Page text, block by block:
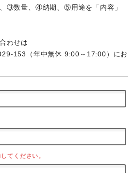
③数量、④納期、⑤用途を「内容」
わせは
153（年中無休 9:00～17:00）にお
てください。